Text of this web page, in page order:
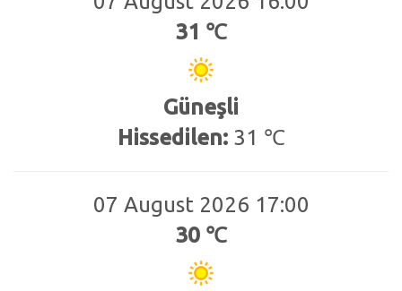
31 ℃
Güneşli
Hissedilen:31 ℃
07 August 2026 17:00
30 ℃